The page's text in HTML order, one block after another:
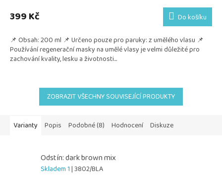
399 Kč Do košíku
📌 Obsah: 200 ml 📌 Určeno pouze pro paruky: z umělého vlasu 📌
Používání regenerační masky na umělé vlasy je velmi důležité pro
zachování kvality, lesku a životnosti...
ZOBRAZIT VŠECHNY SOUVISEJÍCÍ PRODUKTY
Varianty Popis Podobné (8) Hodnocení Diskuze
Odstín: dark brown mix
Skladem 1| 3802/BLA